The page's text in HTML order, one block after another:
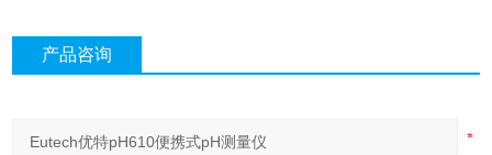
产品咨询